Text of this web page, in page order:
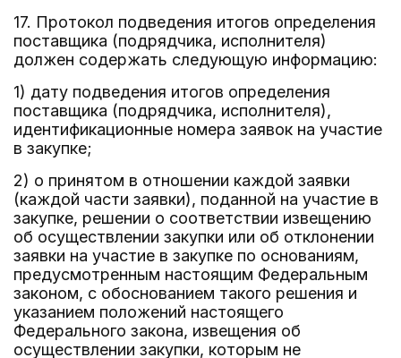
17. Протокол подведения итогов определения
поставщика (подрядчика, исполнителя)
должен содержать следующую информацию:
1) дату подведения итогов определения
поставщика (подрядчика, исполнителя),
идентификационные номера заявок на участие
в закупке;
2) о принятом в отношении каждой заявки
(каждой части заявки), поданной на участие в
закупке, решении о соответствии извещению
об осуществлении закупки или об отклонении
заявки на участие в закупке по основаниям,
предусмотренным настоящим Федеральным
законом, с обоснованием такого решения и
указанием положений настоящего
Федерального закона, извещения об
осуществлении закупки, которым не